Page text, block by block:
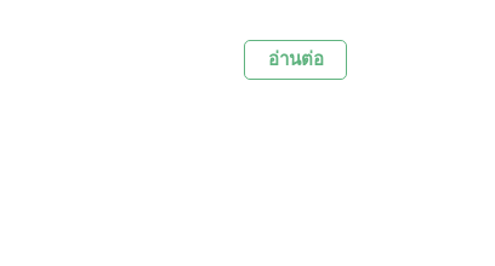
ชม 10 สถานที่ทั่วเอเชีย ที่ได้รับการยกย่องให้เป็น
มรดกโลก จากองค์การยูเนสโก และยังเป็นสถานที่
อ่านต่อ